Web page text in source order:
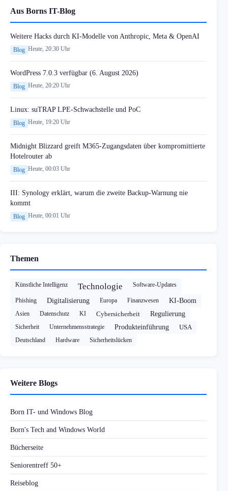
Aus Borns IT-Blog
Weitere Hacks durch KI-Modelle von Anthropic, Meta & OpenAI
Blog Heute, 20:30 Uhr
WordPress 7.0.3 verfügbar (6. August 2026)
Blog Heute, 20:20 Uhr
Linux: suTRAP LPE-Schwachstelle und PoC
Blog Heute, 19:20 Uhr
Midnight Blizzard greift M365-Zugangsdaten über kompromittierte
Hotelrouter ab
Blog Heute, 00:03 Uhr
III: Synology erklärt, warum die zweite Backup-Warnung nie
kommt
Blog Heute, 00:01 Uhr
Themen
Künstliche Intelligenz Technologie Software-Updates
Phishing Digitalisierung Europa Finanzwesen KI-Boom
Asien Datenschutz KI Cybersicherheit Regulierung
Sicherheit Unternehmensstrategie Produkteinführung USA
Deutschland Hardware Sicherheitslücken
Weitere Blogs
Born IT- und Windows Blog
Born's Tech and Windows World
Bücherseite
Seniorentreff 50+
Reiseblog